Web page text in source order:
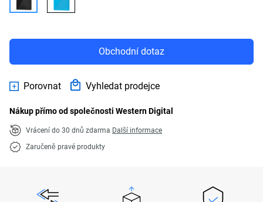
Obchodní dotaz
Porovnat Vyhledat prodejce
Nákup přímo od společnosti Western Digital
Vrácení do 30 dnů zdarma Další informace
Zaručeně pravé produkty